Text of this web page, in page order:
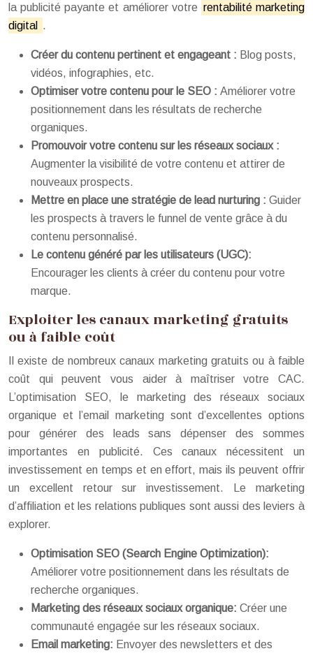
la publicité payante et améliorer votre rentabilité marketing
digital
.
Créer du contenu pertinent et engageant : Blog posts,
vidéos, infographies, etc.
Optimiser votre contenu pour le SEO : Améliorer votre
positionnement dans les résultats de recherche
organiques.
Promouvoir votre contenu sur les réseaux sociaux :
Augmenter la visibilité de votre contenu et attirer de
nouveaux prospects.
Mettre en place une stratégie de lead nurturing : Guider
les prospects à travers le funnel de vente grâce à du
contenu personnalisé.
Le contenu généré par les utilisateurs (UGC):
Encourager les clients à créer du contenu pour votre
marque.
Exploiter les canaux marketing gratuits
ou à faible coût
Il existe de nombreux canaux marketing gratuits ou à faible
coût qui peuvent vous aider à maîtriser votre CAC.
L’optimisation SEO, le marketing des réseaux sociaux
organique et l’email marketing sont d’excellentes options
pour générer des leads sans dépenser des sommes
importantes en publicité. Ces canaux nécessitent un
investissement en temps et en effort, mais ils peuvent offrir
un excellent retour sur investissement. Le marketing
d’affiliation et les relations publiques sont aussi des leviers à
explorer.
Optimisation SEO (Search Engine Optimization):
Améliorer votre positionnement dans les résultats de
recherche organiques.
Marketing des réseaux sociaux organique: Créer une
communauté engagée sur les réseaux sociaux.
Email marketing: Envoyer des newsletters et des